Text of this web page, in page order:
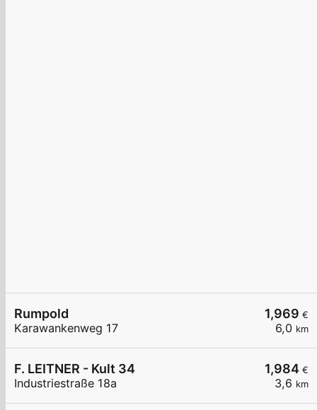
1,969 €
6,0 km
Rumpold
Karawankenweg 17
1,984 €
3,6 km
F. LEITNER - Kult 34
Industriestraße 18a